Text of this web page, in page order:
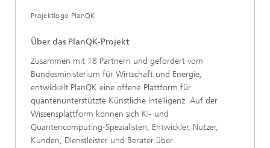
Projektlogo PlanQK
Über das PlanQK-Projekt
Zusammen mit 18 Partnern und gefördert vom
Bundesministerium für Wirtschaft und Energie,
entwickelt PlanQK eine offene Plattform für
quantenunterstützte Künstliche Intelligenz. Auf der
Wissensplattform können sich KI- und
Quantencomputing-Spezialisten, Entwickler, Nutzer,
Kunden, Dienstleister und Berater über